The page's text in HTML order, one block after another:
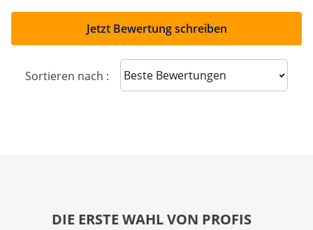
Jetzt Bewertung schreiben
Sortieren nach : Sort reviews
DIE ERSTE WAHL VON PROFIS